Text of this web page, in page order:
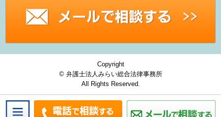
Copyright
© 弁護士法人みらい総合法律事務所
All Rights Reserved.